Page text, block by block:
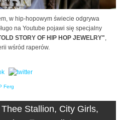
w hip-hopowym świecie odgrywa
na Youtube pojawi się specjalny
STORY OF HIP HOP JEWELRY"
wśród raperów.
Ferg
Stallion, City Girls,